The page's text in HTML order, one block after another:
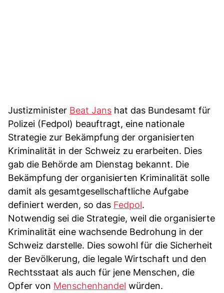
Justizminister Beat Jans hat das Bundesamt für
Polizei (Fedpol) beauftragt, eine nationale
Strategie zur Bekämpfung der organisierten
Kriminalität in der Schweiz zu erarbeiten. Dies
gab die Behörde am Dienstag bekannt. Die
Bekämpfung der organisierten Kriminalität solle
damit als gesamtgesellschaftliche Aufgabe
definiert werden, so das Fedpol.
Notwendig sei die Strategie, weil die organisierte
Kriminalität eine wachsende Bedrohung in der
Schweiz darstelle. Dies sowohl für die Sicherheit
der Bevölkerung, die legale Wirtschaft und den
Rechtsstaat als auch für jene Menschen, die
Opfer von Menschenhandel würden.